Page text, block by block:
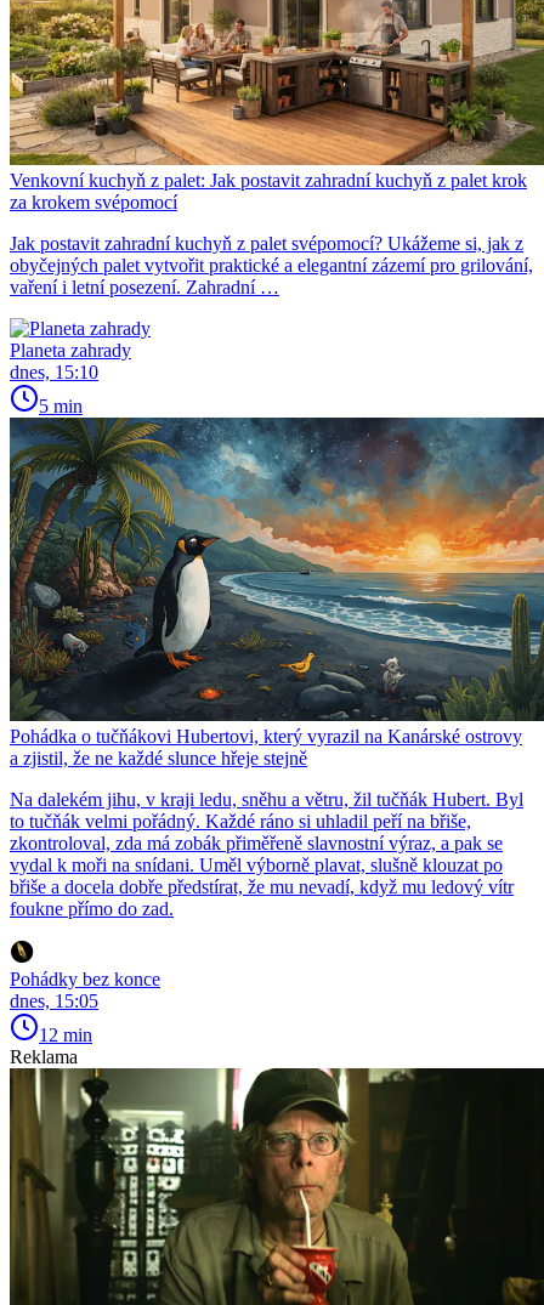
Venkovní kuchyň z palet: Jak postavit zahradní kuchyň z palet krok
za krokem svépomocí
Jak postavit zahradní kuchyň z palet svépomocí? Ukážeme si, jak z
obyčejných palet vytvořit praktické a elegantní zázemí pro grilování,
vaření i letní posezení. Zahradní …
Planeta zahrady
dnes, 15:10
5 min
Pohádka o tučňákovi Hubertovi, který vyrazil na Kanárské ostrovy
a zjistil, že ne každé slunce hřeje stejně
Na dalekém jihu, v kraji ledu, sněhu a větru, žil tučňák Hubert. Byl
to tučňák velmi pořádný. Každé ráno si uhladil peří na břiše,
zkontroloval, zda má zobák přiměřeně slavnostní výraz, a pak se
vydal k moři na snídani. Uměl výborně plavat, slušně klouzat po
břiše a docela dobře předstírat, že mu nevadí, když mu ledový vítr
foukne přímo do zad.
Pohádky bez konce
dnes, 15:05
12 min
Reklama